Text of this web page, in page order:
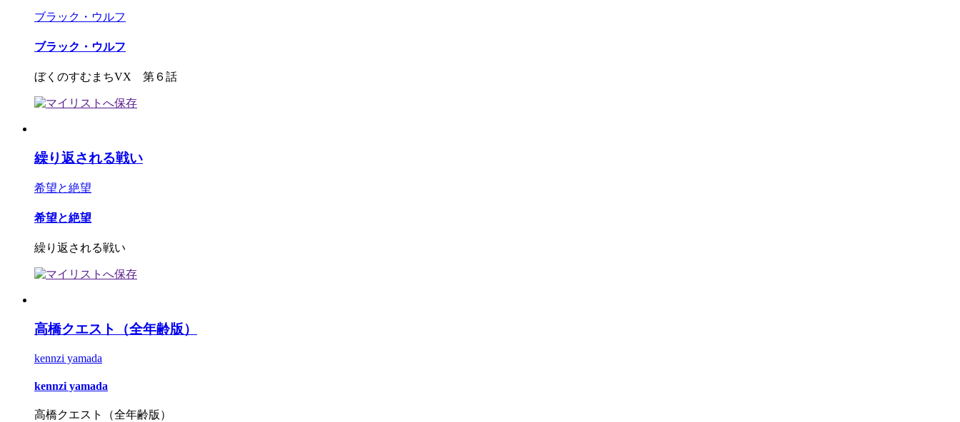
ブラック・ウルフ
ブラック・ウルフ
ぼくのすむまちVX 第６話
繰り返される戦い
希望と絶望
希望と絶望
繰り返される戦い
高橋クエスト（全年齢版）
kennzi yamada
kennzi yamada
高橋クエスト（全年齢版）